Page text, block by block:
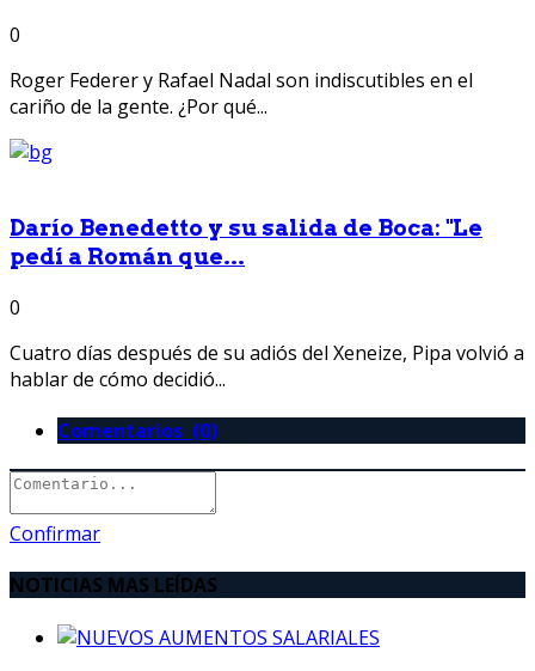
0
Roger Federer y Rafael Nadal son indiscutibles en el
cariño de la gente. ¿Por qué...
Darío Benedetto y su salida de Boca: "Le
pedí a Román que...
0
Cuatro días después de su adiós del Xeneize, Pipa volvió a
hablar de cómo decidió...
Comentarios (0)
Confirmar
NOTICIAS MAS LEÍDAS